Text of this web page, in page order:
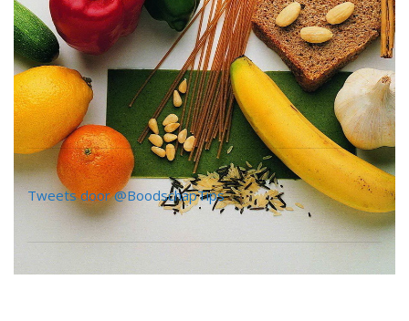
Tweets door @BoodschapTips